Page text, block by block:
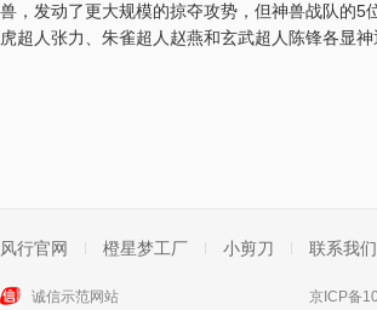
兽，发动了更大规模的掠夺攻势，但神兽战队的5
虎超人张力、朱雀超人赵燕和玄武超人陈锋各显
风行官网 橙星梦工厂 小剪刀 联系我们
诚信示范网站
京ICP备